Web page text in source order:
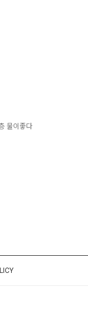
물이좋다